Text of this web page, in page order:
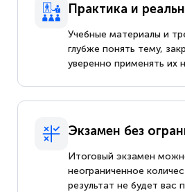
Практика и
Учебные материалы и
глубже понять тему,
уверенно применять их
Экзамен без
Итоговый экзамен
неограниченное
результат не будет вас